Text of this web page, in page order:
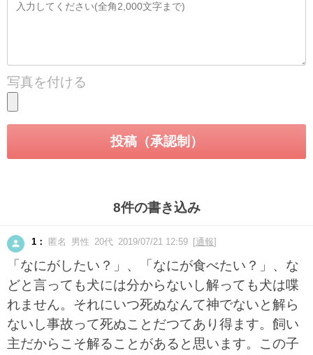
写真を付ける
8件の書き込み
1： 匿名 男性 20代 2019/07/21 12:59 [通報]
「なにがしたい？」、「なにが食べたい？」、な
どと言っても犬には分からないし解っても犬は喋
れません。それにいつ死ぬなんて神でないと解ら
ないし事故って死ぬことだつてあり得ます。飼い
主だからこそ解ることがあると思います。この子